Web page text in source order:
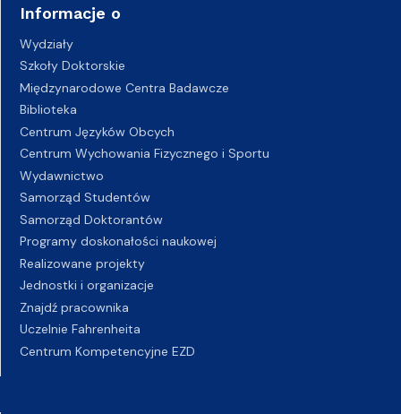
Informacje o
Wydziały
Szkoły Doktorskie
Międzynarodowe Centra Badawcze
Biblioteka
Centrum Języków Obcych
Centrum Wychowania Fizycznego i Sportu
Wydawnictwo
Samorząd Studentów
Samorząd Doktorantów
Programy doskonałości naukowej
Realizowane projekty
Jednostki i organizacje
Znajdź pracownika
Uczelnie Fahrenheita
Centrum Kompetencyjne EZD